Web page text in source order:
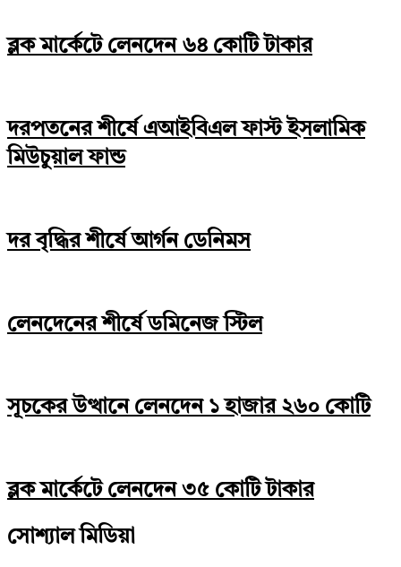
ব্লক মার্কেটে লেনদেন ৬৪ কোটি টাকার
দরপতনের শীর্ষে এআইবিএল ফাস্ট ইসলামিক
মিউচুয়াল ফান্ড
দর বৃদ্ধির শীর্ষে আর্গন ডেনিমস
লেনদেনের শীর্ষে ডমিনেজ স্টিল
সূচকের উত্থানে লেনদেন ১ হাজার ২৬০ কোটি
ব্লক মার্কেটে লেনদেন ৩৫ কোটি টাকার
সোশ্যাল মিডিয়া